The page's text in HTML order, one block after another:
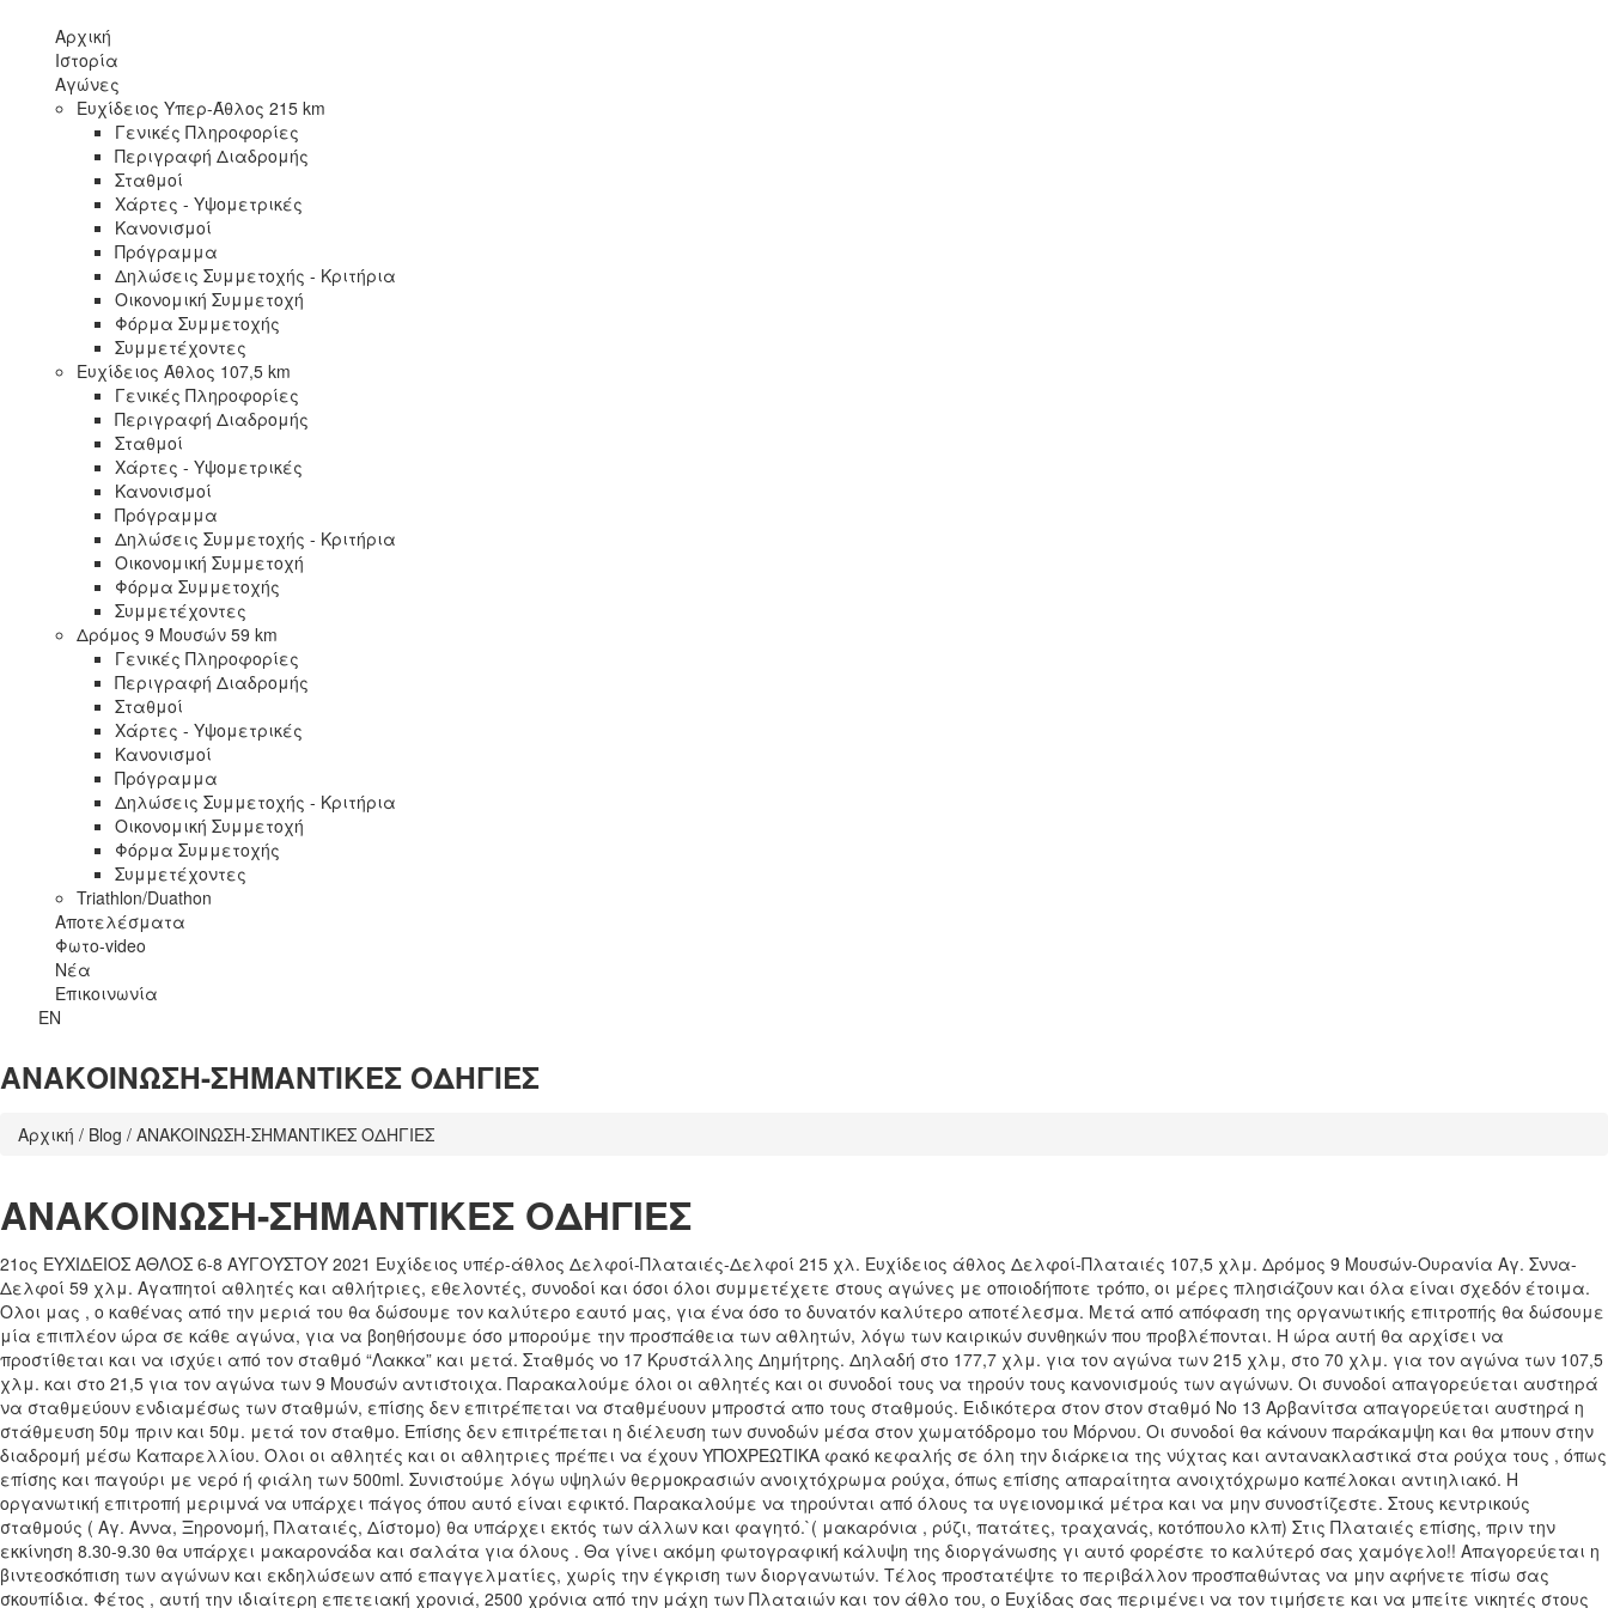
Αρχική
Ιστορία
Αγώνες
Ευχίδειος Υπερ-Άθλος 215 km
Γενικές Πληροφορίες
Περιγραφή Διαδρομής
Σταθμοί
Χάρτες - Υψομετρικές
Κανονισμοί
Πρόγραμμα
Δηλώσεις Συμμετοχής - Κριτήρια
Οικονομική Συμμετοχή
Φόρμα Συμμετοχής
Συμμετέχοντες
Ευχίδειος Άθλος 107,5 km
Γενικές Πληροφορίες
Περιγραφή Διαδρομής
Σταθμοί
Χάρτες - Υψομετρικές
Κανονισμοί
Πρόγραμμα
Δηλώσεις Συμμετοχής - Κριτήρια
Οικονομική Συμμετοχή
Φόρμα Συμμετοχής
Συμμετέχοντες
Δρόμος 9 Μουσών 59 km
Γενικές Πληροφορίες
Περιγραφή Διαδρομής
Σταθμοί
Χάρτες - Υψομετρικές
Κανονισμοί
Πρόγραμμα
Δηλώσεις Συμμετοχής - Κριτήρια
Οικονομική Συμμετοχή
Φόρμα Συμμετοχής
Συμμετέχοντες
Triathlon/Duathon
Αποτελέσματα
Φωτο-video
Νέα
Επικοινωνία
EN
ΑΝΑΚΟΙΝΩΣΗ-ΣΗΜΑΝΤΙΚΕΣ ΟΔΗΓΙΕΣ
Αρχική / Blog / ΑΝΑΚΟΙΝΩΣΗ-ΣΗΜΑΝΤΙΚΕΣ ΟΔΗΓΙΕΣ
ΑΝΑΚΟΙΝΩΣΗ-ΣΗΜΑΝΤΙΚΕΣ ΟΔΗΓΙΕΣ
21ος ΕΥΧΙΔΕΙΟΣ ΑΘΛΟΣ 6-8 ΑΥΓΟΥΣΤΟΥ 2021 Ευχίδειος υπέρ-άθλος Δελφοί-Πλαταιές-Δελφοί 215 χλ. Ευχίδειος άθλος Δελφοί-Πλαταιές 107,5 χλμ. Δρόμος 9 Μουσών-Ουρανία Αγ. Σννα-
Δελφοί 59 χλμ. Αγαπητοί αθλητές και αθλήτριες, εθελοντές, συνοδοί και όσοι όλοι συμμετέχετε στους αγώνες με οποιοδήποτε τρόπο, οι μέρες πλησιάζουν και όλα είναι σχεδόν έτοιμα.
Ολοι μας , ο καθένας από την μεριά του θα δώσουμε τον καλύτερο εαυτό μας, για ένα όσο το δυνατόν καλύτερο αποτέλεσμα. Μετά από απόφαση της οργανωτικής επιτροπής θα δώσουμε
μία επιπλέον ώρα σε κάθε αγώνα, για να βοηθήσουμε όσο μπορούμε την προσπάθεια των αθλητών, λόγω των καιρικών συνθηκών που προβλέπονται. Η ώρα αυτή θα αρχίσει να
προστίθεται και να ισχύει από τον σταθμό “Λακκα” και μετά. Σταθμός νο 17 Κρυστάλλης Δημήτρης. Δηλαδή στο 177,7 χλμ. για τον αγώνα των 215 χλμ, στο 70 χλμ. για τον αγώνα των 107,5
χλμ. και στο 21,5 για τον αγώνα των 9 Μουσών αντιστοιχα. Παρακαλούμε όλοι οι αθλητές και οι συνοδοί τους να τηρούν τους κανονισμούς των αγώνων. Οι συνοδοί απαγορεύεται αυστηρά
να σταθμεύουν ενδιαμέσως των σταθμών, επίσης δεν επιτρέπεται να σταθμέυουν μπροστά απο τους σταθμούς. Ειδικότερα στον στον σταθμό Νο 13 Αρβανίτσα απαγορεύεται αυστηρά η
στάθμευση 50μ πριν και 50μ. μετά τον σταθμο. Επίσης δεν επιτρέπεται η διέλευση των συνοδών μέσα στον χωματόδρομο του Μόρνου. Οι συνοδοί θα κάνουν παράκαμψη και θα μπουν στην
διαδρομή μέσω Καπαρελλίου. Ολοι οι αθλητές και οι αθλητριες πρέπει να έχουν ΥΠΟΧΡΕΩΤΙΚΑ φακό κεφαλής σε όλη την διάρκεια της νύχτας και αντανακλαστικά στα ρούχα τους , όπως
επίσης και παγούρι με νερό ή φιάλη των 500ml. Συνιστούμε λόγω υψηλών θερμοκρασιών ανοιχτόχρωμα ρούχα, όπως επίσης απαραίτητα ανοιχτόχρωμο καπέλοκαι αντιηλιακό. Η
οργανωτική επιτροπή μεριμνά να υπάρχει πάγος όπου αυτό είναι εφικτό. Παρακαλούμε να τηρούνται από όλους τα υγειονομικά μέτρα και να μην συνοστίζεστε. Στους κεντρικούς
σταθμούς ( Αγ. Αννα, Ξηρονομή, Πλαταιές, Δίστομο) θα υπάρχει εκτός των άλλων και φαγητό.`( μακαρόνια , ρύζι, πατάτες, τραχανάς, κοτόπουλο κλπ) Στις Πλαταιές επίσης, πριν την
εκκίνηση 8.30-9.30 θα υπάρχει μακαρονάδα και σαλάτα για όλους . Θα γίνει ακόμη φωτογραφική κάλυψη της διοργάνωσης γι αυτό φορέστε το καλύτερό σας χαμόγελο!! Απαγορεύεται η
βιντεοσκόπιση των αγώνων και εκδηλώσεων από επαγγελματίες, χωρίς την έγκριση των διοργανωτών. Τέλος προστατέψτε το περιβάλλον προσπαθώντας να μην αφήνετε πίσω σας
σκουπίδια. Φέτος , αυτή την ιδιαίτερη επετειακή χρονιά, 2500 χρόνια από την μάχη των Πλαταιών και τον άθλο του, ο Ευχίδας σας περιμένει να τον τιμήσετε και να μπείτε νικητές στους